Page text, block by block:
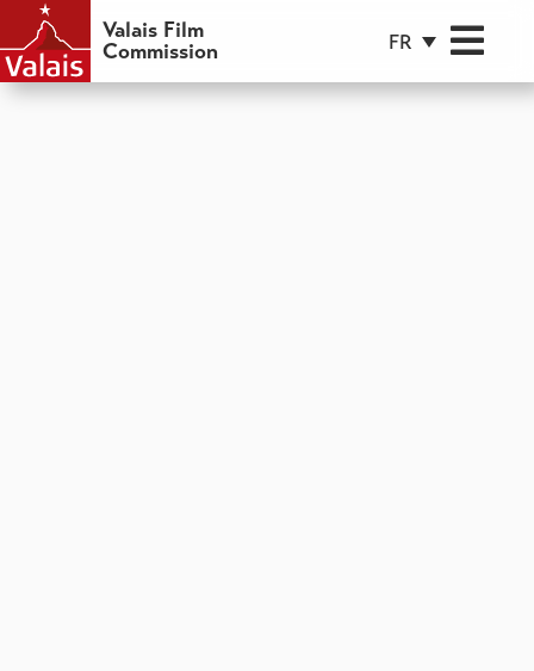
Valais Film
Commission
FR